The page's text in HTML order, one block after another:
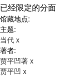
已经限定的分面
馆藏地点:
主题:
当代 x
著者:
贾平凹著 x
贾平凹 x